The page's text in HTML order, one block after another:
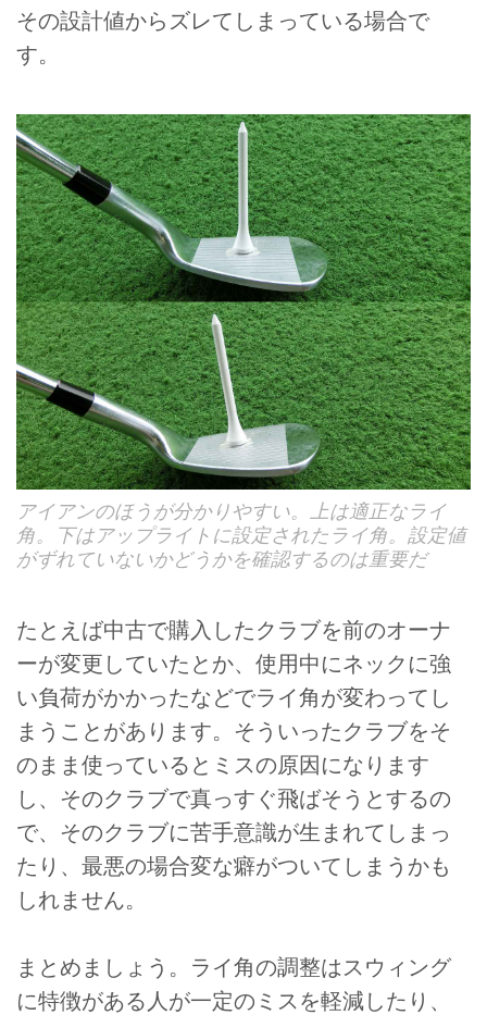
その設計値からズレてしまっている場合で
す。
アイアンのほうが分かりやすい。上は適正なライ
角。下はアップライトに設定されたライ角。設定値
がずれていないかどうかを確認するのは重要だ
たとえば中古で購入したクラブを前のオーナ
ーが変更していたとか、使用中にネックに強
い負荷がかかったなどでライ角が変わってし
まうことがあります。そういったクラブをそ
のまま使っているとミスの原因になります
し、そのクラブで真っすぐ飛ばそうとするの
で、そのクラブに苦手意識が生まれてしまっ
たり、最悪の場合変な癖がついてしまうかも
しれません。
まとめましょう。ライ角の調整はスウィング
に特徴がある人が一定のミスを軽減したり、